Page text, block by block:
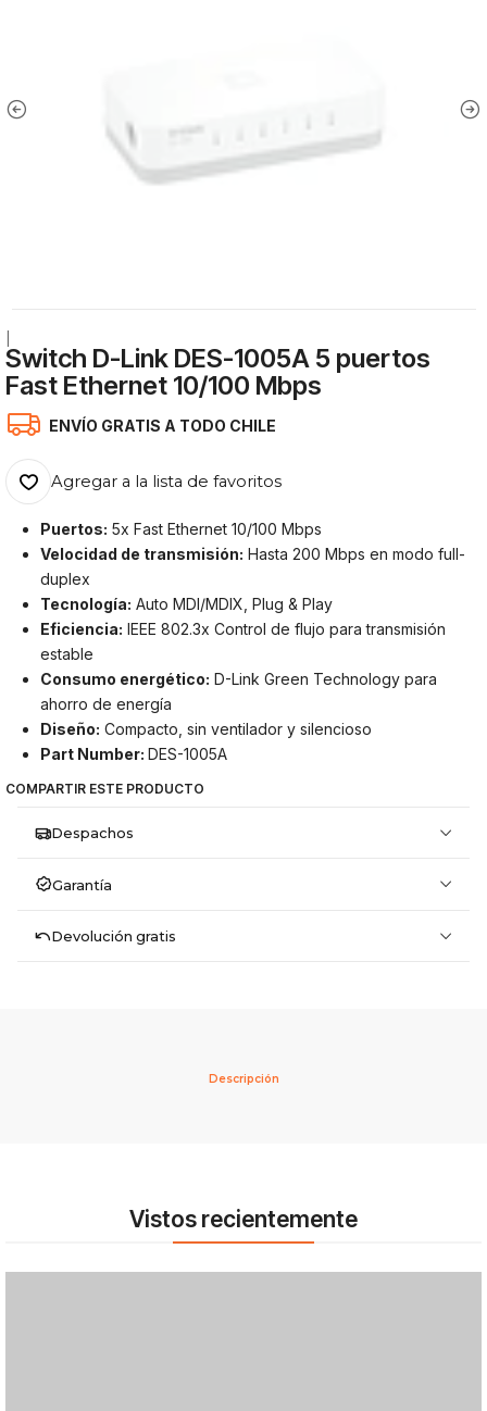
Switch D-Link DES-1005A 5 puertos
Fast Ethernet 10/100 Mbps
ENVÍO GRATIS A TODO CHILE
Agregar a la lista de favoritos
Puertos: 5x Fast Ethernet 10/100 Mbps
Velocidad de transmisión: Hasta 200 Mbps en modo full-
duplex
Tecnología: Auto MDI/MDIX, Plug & Play
Eficiencia: IEEE 802.3x Control de flujo para transmisión
estable
Consumo energético: D-Link Green Technology para
ahorro de energía
Diseño: Compacto, sin ventilador y silencioso
Part Number:DES-1005A
COMPARTIR ESTE PRODUCTO
Despachos
Garantía
Devolución gratis
Descripción
Vistos recientemente